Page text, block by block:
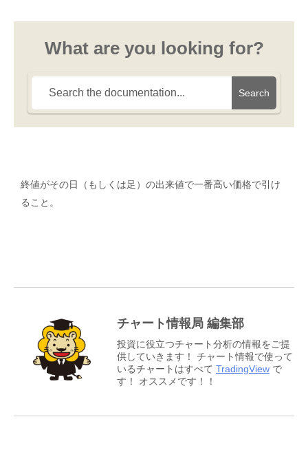
What are you looking for?
Search
終値がその日（もしくは足）の出来値で一番高い価格で引け
ること。
チャート情報局 編集部
投資に役立つチャート分析の情報をご提
供していきます！ チャート情報で使って
いるチャートはすべて TradingView で
す！ オススメです！！